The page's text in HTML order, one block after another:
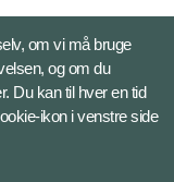
om vi må bruge
og om du
Du kan til hver en tid
ikon i venstre side